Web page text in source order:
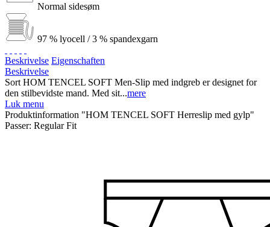
Normal sidesøm
97 % lyocell / 3 % spandexgarn
Beskrivelse Eigenschaften
Beskrivelse
Sort HOM TENCEL SOFT Men-Slip med indgreb er designet for
den stilbevidste mand. Med sit...mere
Luk menu
Produktinformation "HOM TENCEL SOFT Herreslip med gylp"
Passer: Regular Fit